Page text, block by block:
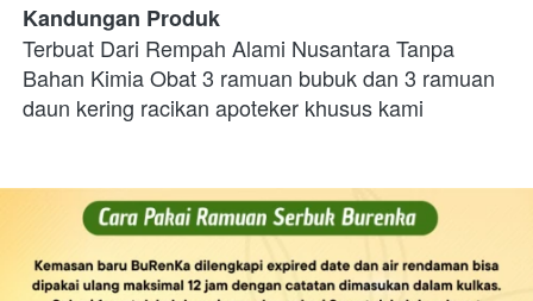
Kandungan Produk
Terbuat Dari Rempah Alami Nusantara Tanpa
Bahan Kimia Obat 3 ramuan bubuk dan 3 ramuan
daun kering racikan apoteker khusus kami